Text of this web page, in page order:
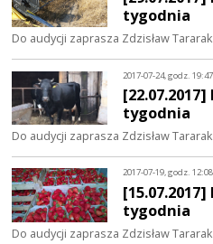
tygodnia
Do audycji zaprasza Zdzisław
2017-07-24, godz. 19:47
tygodnia
Do audycji zaprasza Zdzisław
2017-07-19, godz. 12:08
tygodnia
Do audycji zaprasza Zdzisław